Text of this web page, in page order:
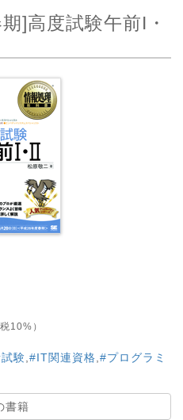
]高度試験午前I・
10%）
験 #IT関連資格 #プログラミ
書籍